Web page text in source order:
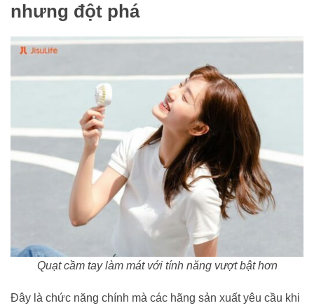
nhưng đột phá
Quạt cầm tay làm mát với tính năng vượt bật hơn
Đây là chức năng chính mà các hãng sản xuất yêu cầu khi